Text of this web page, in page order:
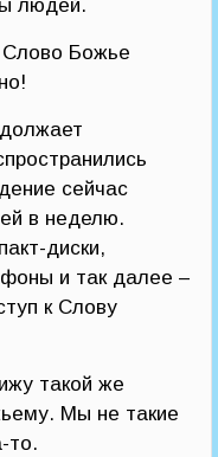
людей.
Слово Божье
сейчас
в неделю.
диски,
и так далее –
к Слову
такой же
Мы не такие
то.